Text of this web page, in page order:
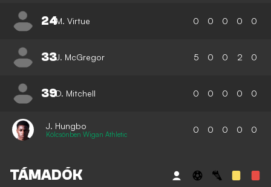
24M. Virtue 0 0 0 0 0
33J. McGregor 5 0 0 2 0
39D. Mitchell 0 0 0 0 0
J. Hungbo
Kölcsönben Wigan Athletic 0 0 0 0 0
TÁMADÓK